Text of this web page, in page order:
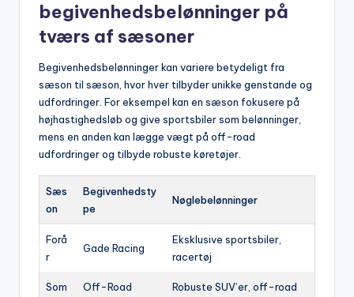
begivenhedsbelønninger på
tværs af sæsoner
Begivenhedsbelønninger kan variere betydeligt fra
sæson til sæson, hvor hver tilbyder unikke genstande og
udfordringer. For eksempel kan en sæson fokusere på
højhastighedsløb og give sportsbiler som belønninger,
mens en anden kan lægge vægt på off-road
udfordringer og tilbyde robuste køretøjer.
Sæs
on
Begivenhedsty
pe
Nøglebelønninger
Forå
r
Gade Racing
Eksklusive sportsbiler,
racertøj
Som
Off-Road
Robuste SUV’er, off-road